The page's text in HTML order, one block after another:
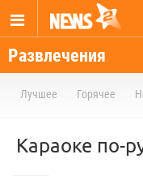
Развлечения
Лучшее Горячее
Караоке по-